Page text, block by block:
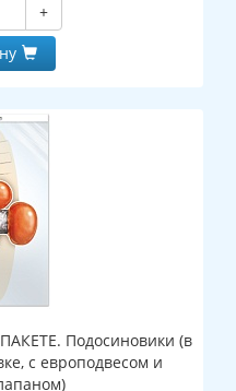
+
Подосиновики (в
с европодвесом и